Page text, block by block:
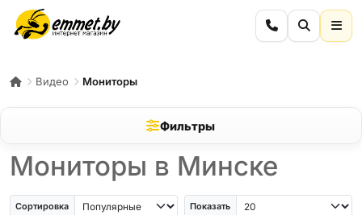
Видео Мониторы
Фильтры
Мониторы в Минске
Сортировка Показать